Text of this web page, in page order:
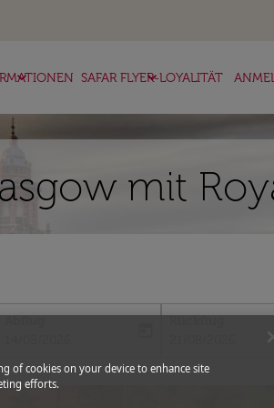
keyboard_arrow_down SAFAR FLYER-LOYALITÄT
keyboard_arrow_down
mit
fc-booking-
of cookies on your device to enhance site
efforts.